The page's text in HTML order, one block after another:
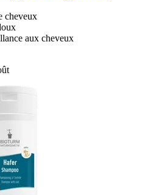
cheveux
aux cheveux